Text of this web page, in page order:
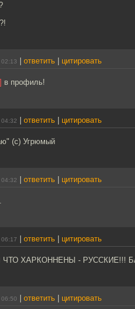
ответить цитировать
в профиль!
ответить цитировать
(с) Угрюмый
ответить цитировать
ответить цитировать
ЧТО ХАРКОННЕНЫ - РУССКИЕ!!!
ответить цитировать